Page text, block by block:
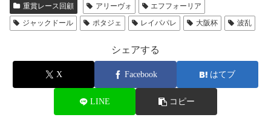
重賞レース回顧 アリーヴォ
エフフォーリア
ジャックドール
ポタジェ レイパパレ 大阪杯 波乱
シェアする
X Facebook はてブ
LINE コピー